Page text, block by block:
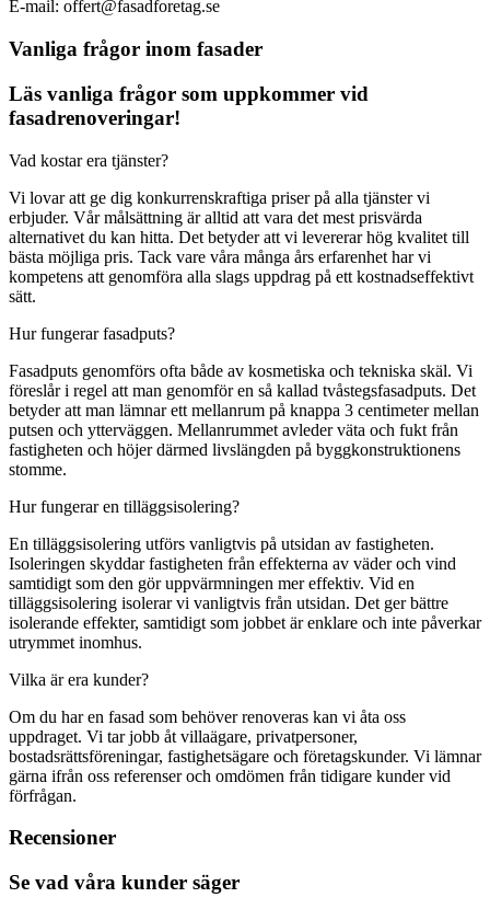
E-mail: offert@fasadforetag.se
Vanliga frågor inom fasader
Läs vanliga frågor som uppkommer vid
fasadrenoveringar!
Vad kostar era tjänster?
Vi lovar att ge dig konkurrenskraftiga priser på alla tjänster vi
erbjuder. Vår målsättning är alltid att vara det mest prisvärda
alternativet du kan hitta. Det betyder att vi levererar hög kvalitet till
bästa möjliga pris. Tack vare våra många års erfarenhet har vi
kompetens att genomföra alla slags uppdrag på ett kostnadseffektivt
sätt.
Hur fungerar fasadputs?
Fasadputs genomförs ofta både av kosmetiska och tekniska skäl. Vi
föreslår i regel att man genomför en så kallad tvåstegsfasadputs. Det
betyder att man lämnar ett mellanrum på knappa 3 centimeter mellan
putsen och ytterväggen. Mellanrummet avleder väta och fukt från
fastigheten och höjer därmed livslängden på byggkonstruktionens
stomme.
Hur fungerar en tilläggsisolering?
En tilläggsisolering utförs vanligtvis på utsidan av fastigheten.
Isoleringen skyddar fastigheten från effekterna av väder och vind
samtidigt som den gör uppvärmningen mer effektiv. Vid en
tilläggsisolering isolerar vi vanligtvis från utsidan. Det ger bättre
isolerande effekter, samtidigt som jobbet är enklare och inte påverkar
utrymmet inomhus.
Vilka är era kunder?
Om du har en fasad som behöver renoveras kan vi åta oss
uppdraget. Vi tar jobb åt villaägare, privatpersoner,
bostadsrättsföreningar, fastighetsägare och företagskunder. Vi lämnar
gärna ifrån oss referenser och omdömen från tidigare kunder vid
förfrågan.
Recensioner
Se vad våra kunder säger